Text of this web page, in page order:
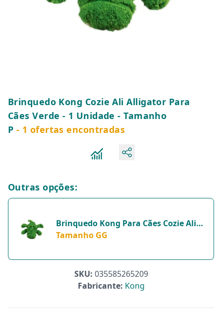
Brinquedo Kong Cozie Ali Alligator Para
Cães Verde - 1 Unidade - Tamanho
P - 1 ofertas encontradas
Outras opções:
Brinquedo Kong Para Cães Cozie Ali
Alligator Verde - Tamanho GG
Tamanho GG
SKU: 035585265209
Fabricante: Kong